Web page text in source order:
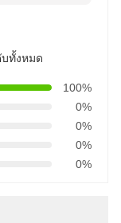
ทั้งหมด
100%
0%
0%
0%
0%